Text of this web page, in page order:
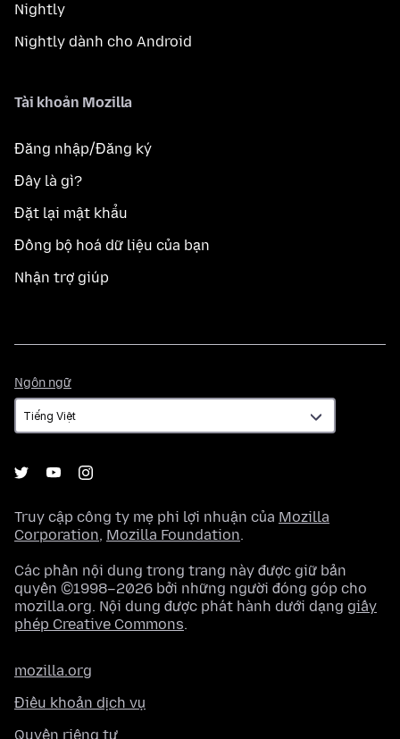
Nightly
Nightly dành cho Android
Tài khoản Mozilla
Đăng nhập/Đăng ký
Đây là gì?
Đặt lại mật khẩu
Đồng bộ hoá dữ liệu của bạn
Nhận trợ giúp
Ngôn ngữ
ngữ
Truy cập công ty mẹ phi lợi nhuận của Mozilla
Corporation, Mozilla Foundation.
Các phần nội dung trong trang này được giữ bản
quyền ©1998–2026 bởi những người đóng góp cho
mozilla.org. Nội dung được phát hành dưới dạng giấy
phép Creative Commons.
mozilla.org
Điều khoản dịch vụ
Quyền riêng tư